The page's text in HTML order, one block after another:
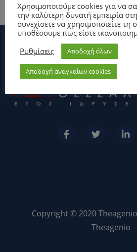
Copyright © 2020
Theagenio
Χρησιμοποιούμε cookies για να
την καλύτερη δυνατή εμπειρία
συνεχίσετε να χρησιμοποιείτε τη
υποθέσουμε πως είστε
Ρυθμίσεις
Αποδοχή όλων
Αποδοχή αναγκαίων cookies